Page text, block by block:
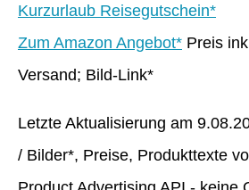
Kurzurlaub Reisegutschein*
Zum Amazon Angebot* Preis
Versand; Bild-Link*
Letzte Aktualisierung am
/ Bilder*, Preise, Produkttexte